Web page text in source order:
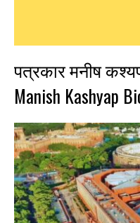
पत्रकार मनीष
Manish Kashyap